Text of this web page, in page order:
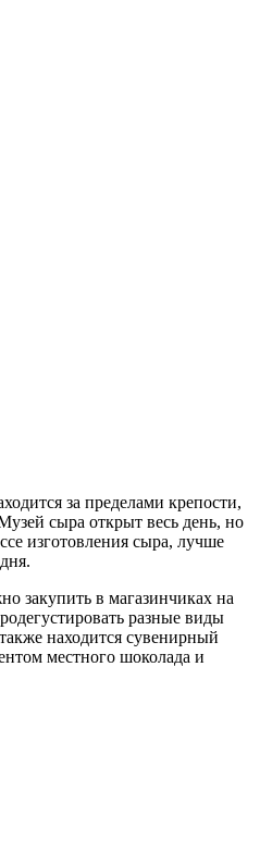
за пределами крепости,
сыра открыт весь день, но
изготовления сыра, лучше
закупить в магазинчиках на
разные виды
находится сувенирный
местного шоколада и